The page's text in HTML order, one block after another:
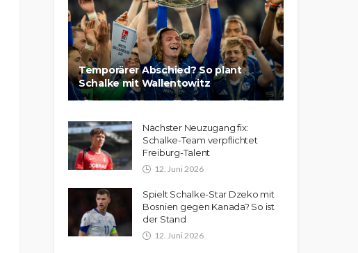
Temporärer Abschied? So plant
Schalke mit Wallentowitz
Nächster Neuzugang fix:
Schalke-Team verpflichtet
Freiburg-Talent
12. Juni 2026
Spielt Schalke-Star Dzeko mit
Bosnien gegen Kanada? So ist
der Stand
12. Juni 2026